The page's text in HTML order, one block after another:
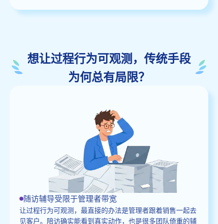
想让过程行为可观测，传统手段
为何总有局限？
随访辅导受限于管理者带宽
让过程行为可观测，最直接的办法是管理者跟着销售一起去
见客户。陪访确实能看到真实动作，也是很多团队倚重的辅